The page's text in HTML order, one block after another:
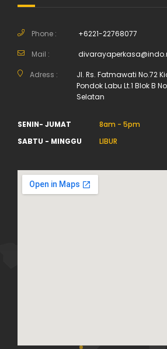
Phone : +6221-22768077
Mail :
Adress :
Jl. Rs. Fatmawati No.72
Pondok Labu Lt.1 Blok B
Selatan
SENIN- JUMAT
8am - 5pm
SABTU - MINGGU
LIBUR